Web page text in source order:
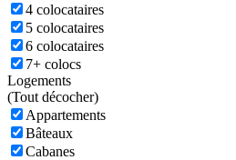
4 colocataires
5 colocataires
6 colocataires
7+ colocs
Logements
(Tout décocher)
Appartements
Bâteaux
Cabanes